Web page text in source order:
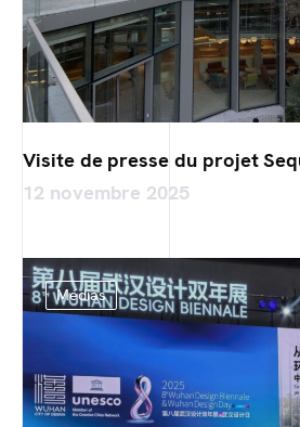
Visite de presse du projet
12 novembre 2025
Médias